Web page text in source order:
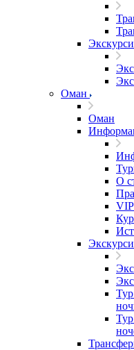
Оман
Оман
О